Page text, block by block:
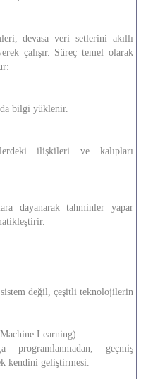
devasa veri setlerini akıllı
çalışır. Süreç temel olarak
bilgi yüklenir.
ilişkileri ve kalıpları
dayanarak tahminler yapar
değil, çeşitli teknolojilerin
Learning)
programlanmadan, geçmiş
kendini geliştirmesi.